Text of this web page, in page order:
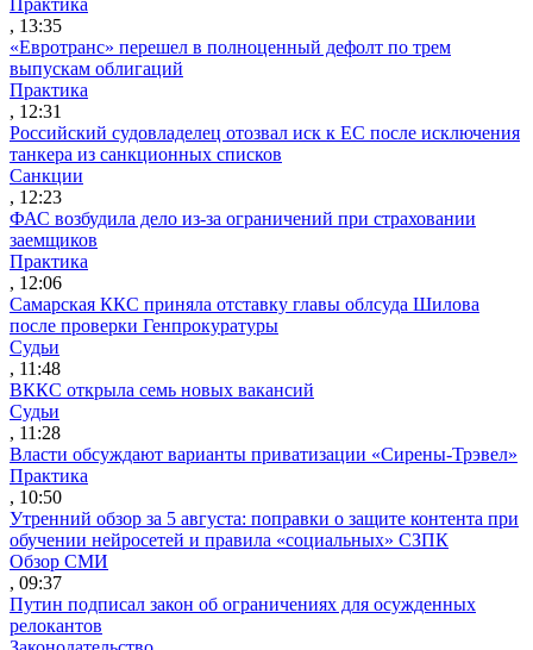
, 13:35
«Евротранс» перешел в полноценный дефолт по трем
выпускам облигаций
Практика
, 12:31
Российский судовладелец отозвал иск к ЕС после исключения
танкера из санкционных списков
Санкции
, 12:23
ФАС возбудила дело из-за ограничений при страховании
заемщиков
Практика
, 12:06
Самарская ККС приняла отставку главы облсуда Шилова
после проверки Генпрокуратуры
Судьи
, 11:48
ВККС открыла семь новых вакансий
Судьи
, 11:28
Власти обсуждают варианты приватизации «Сирены-Трэвел»
Практика
, 10:50
Утренний обзор за 5 августа: поправки о защите контента при
обучении нейросетей и правила «социальных» СЗПК
Обзор СМИ
, 09:37
Путин подписал закон об ограничениях для осужденных
релокантов